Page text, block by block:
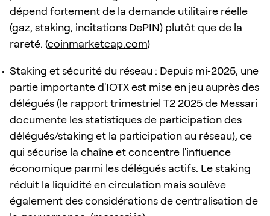
dépend fortement de la demande utilitaire réelle
(gaz, staking, incitations DePIN) plutôt que de la
rareté. (coinmarketcap.com)
Staking et sécurité du réseau : Depuis mi‑2025, une
partie importante d'IOTX est mise en jeu auprès des
délégués (le rapport trimestriel T2 2025 de Messari
documente les statistiques de participation des
délégués/staking et la participation au réseau), ce
qui sécurise la chaîne et concentre l'influence
économique parmi les délégués actifs. Le staking
réduit la liquidité en circulation mais soulève
également des considérations de centralisation de